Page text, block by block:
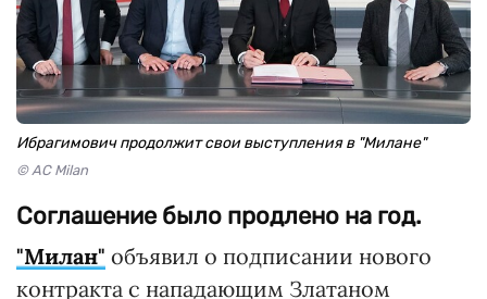
Ибрагимович продолжит свои выступления в "Милане"
© AC Milan
Соглашение было продлено на год.
"Милан" объявил о подписании нового
контракта с нападающим Златаном